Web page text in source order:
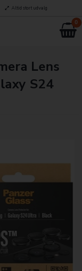
Altid stort udvalg
0
Lens
S24